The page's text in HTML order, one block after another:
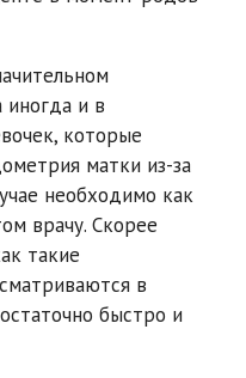
иногда и в
которые
матки из-за
необходимо как
врачу. Скорее
такие
в
быстро и